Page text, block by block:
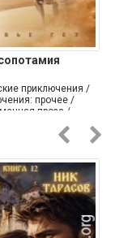
приключения /
прочее /
проза /